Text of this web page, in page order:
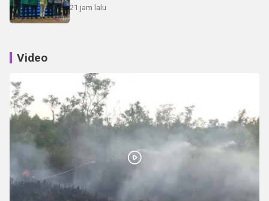
21 jam lalu
Video